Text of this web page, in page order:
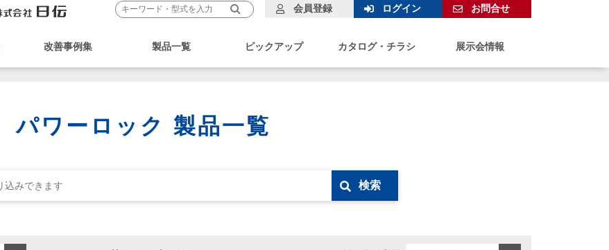
改善事例集 製品一覧 ピックアップ カタログ・チラシ 展示会情報
会員登録 ログイン お問合せ
パワーロック 製品一覧
検索